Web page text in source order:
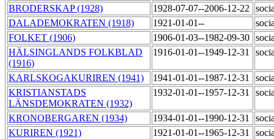
BRODERSKAP (1928)
1928-07-07--2006-12-22
DALADEMOKRATEN (1918)
1921-01-01--
FOLKET (1906)
1906-01-03--1982-09-30
HÄLSINGLANDS FOLKBLAD
(1916)
1916-01-01--1949-12-31
KARLSKOGAKURIREN (1941) 1941-01-01--1987-12-31
KRISTIANSTADS
LÄNSDEMOKRATEN (1932)
1932-01-01--1957-12-31
KRONOBERGAREN (1934) 1934-01-01--1990-12-31
KURIREN (1921)
1921-01-01--1965-12-31